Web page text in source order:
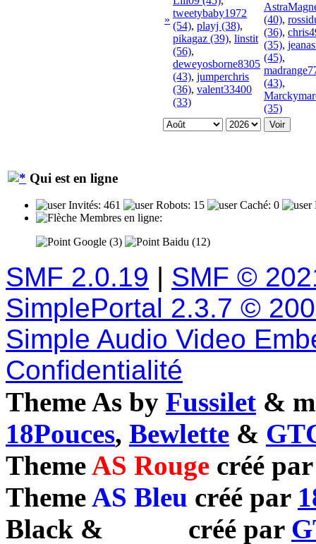
»
tweetybaby1972
(54), playj (38),
pikagaz (39), linstit
(56),
deweyosborne8305
(43), jumperchris
(36), valent33400
(33)
(40),
(36),
(35),
(45),
(43),
(35)
Qui est en ligne
Invités: 461 Robots: 15 Caché: 0
Membres en ligne:
Google (3)
Baidu (12)
SMF 2.0.19 | SMF ©
SimplePortal 2.3.7 ©
Simple Audio Video
Confidentialité
Theme As by Fussilet &
18Pouces, Bewlette &
ThemeAS Rouge créé
ThemeAS Bleu créé par
Black & créé par